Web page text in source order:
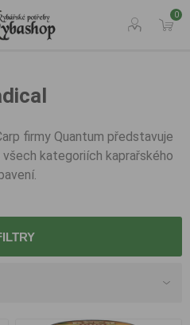
0
firmy Quantum představuje
kategoriích kaprařského